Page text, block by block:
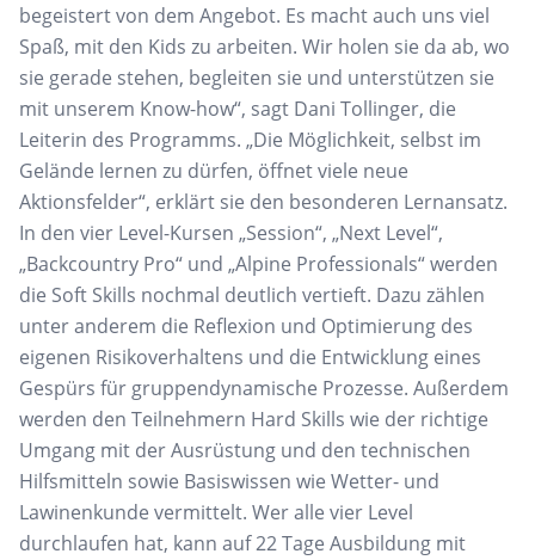
begeistert von dem Angebot. Es macht auch uns viel
Spaß, mit den Kids zu arbeiten. Wir holen sie da ab, wo
sie gerade stehen, begleiten sie und unterstützen sie
mit unserem Know-how“, sagt Dani Tollinger, die
Leiterin des Programms. „Die Möglichkeit, selbst im
Gelände lernen zu dürfen, öffnet viele neue
Aktionsfelder“, erklärt sie den besonderen Lernansatz.
In den vier Level-Kursen „Session“, „Next Level“,
„Backcountry Pro“ und „Alpine Professionals“ werden
die Soft Skills nochmal deutlich vertieft. Dazu zählen
unter anderem die Reflexion und Optimierung des
eigenen Risikoverhaltens und die Entwicklung eines
Gespürs für gruppendynamische Prozesse. Außerdem
werden den Teilnehmern Hard Skills wie der richtige
Umgang mit der Ausrüstung und den technischen
Hilfsmitteln sowie Basiswissen wie Wetter- und
Lawinenkunde vermittelt. Wer alle vier Level
durchlaufen hat, kann auf 22 Tage Ausbildung mit